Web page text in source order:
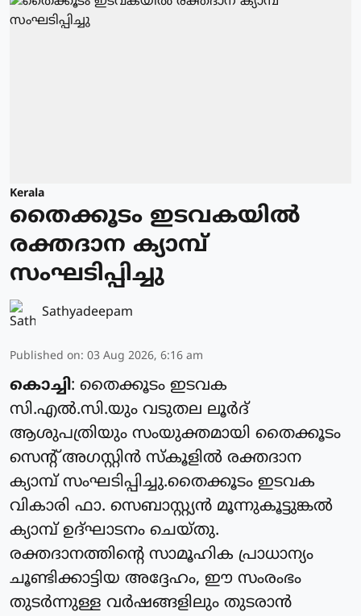
Kerala
തൈക്കൂടം ഇടവകയിൽ
രക്തദാന ക്യാമ്പ്
സംഘടിപ്പിച്ചു
Sathyadeepam
Published on: 03 Aug 2026, 6:16 am
കൊച്ചി: തൈക്കൂടം ഇടവക
സി.എൽ.സി.യും വടുതല ലൂർദ്
ആശുപത്രിയും സംയുക്തമായി തൈക്കൂടം
സെന്റ് അഗസ്റ്റിൻ സ്കൂളിൽ രക്തദാന
ക്യാമ്പ് സംഘടിപ്പിച്ചു.തൈക്കൂടം ഇടവക
വികാരി ഫാ. സെബാസ്റ്റ്യൻ മൂന്നുകൂട്ടുങ്കൽ
ക്യാമ്പ് ഉദ്ഘാടനം ചെയ്തു.
രക്തദാനത്തിന്റെ സാമൂഹിക പ്രാധാന്യം
ചൂണ്ടിക്കാട്ടിയ അദ്ദേഹം, ഈ സംരംഭം
തുടർന്നുള്ള വർഷങ്ങളിലും തുടരാൻ